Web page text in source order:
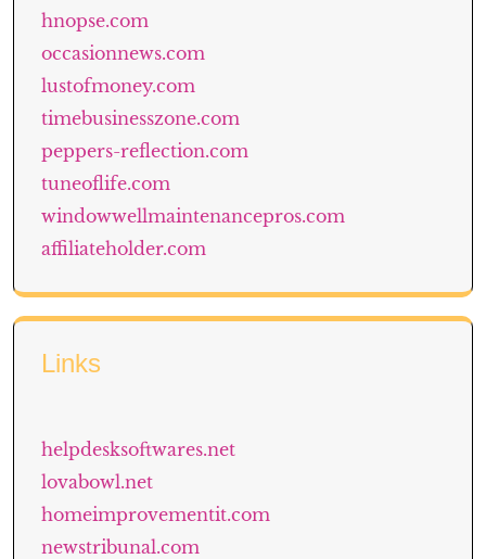
hnopse.com
occasionnews.com
lustofmoney.com
timebusinesszone.com
peppers-reflection.com
tuneoflife.com
windowwellmaintenancepros.com
affiliateholder.com
Links
helpdesksoftwares.net
lovabowl.net
homeimprovementit.com
newstribunal.com